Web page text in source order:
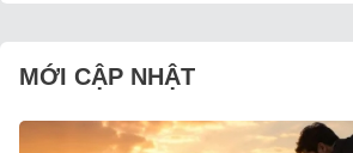
MỚI CẬP NHẬT